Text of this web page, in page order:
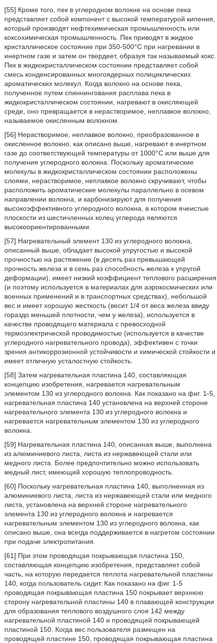
[55] Кроме того, пек в углеродном волокне на основе пека
представляет собой компонент с высокой температурой кипения,
который производят нефтехимическая промышленность или
коксохимическая промышленность. Пек приводят в жидкое
кристаллическое состояние при 350-500°С при нагревании в
инертном газе и затем он твердеет, образуя так называемый кокс.
Пек в жидкокристаллическом состоянии представляет собой
смесь конденсированных многоядерных полициклических
ароматических молекул. Когда волокно на основе пека,
полученное путем спиннингования расплава пека в
жидкокристаллическом состоянии, нагревают в окисляющей
среде, оно превращается в нерастворимое, неплавкое волокно,
называемое окисленным волокном.
[56] Нерастворимое, неплавкое волокно, преобразованное в
окисленное волокно, как описано выше, нагревают в инертном
газе до соответствующей температуры от 1000°С или выше для
получения углеродного волокна. Поскольку ароматические
молекулы в жидкокристаллическом состоянии расположены
слоями, нерастворимое, неплавкое волокно скручивают, чтобы
расположить ароматические молекулы параллельно в осевом
направлении волокна, и карбонизируют для получения
высокоэффективного углеродного волокна, в котором ячеистые
плоскости из шестичленных колец углерода являются
высокоориентированными.
[57] Нагревательный элемент 130 из углеродного волокна,
описанный выше, обладает высокой упругостью и высокой
прочностью на растяжение (в десять раз превышающей
прочность железа и в семь раз способность железа к упругой
деформации), имеет низкий коэффициент теплового расширения
(и поэтому используется в материалах для аэрокосмических или
военных применений и в транспортных средствах), небольшой
вес и имеет хорошую жесткость (весит 1/4 от веса железа ввиду
гораздо меньшей плотности, чем у железа), используется в
качестве проводящего материала с превосходной
термоэлектрической проводимостью (используется в качестве
углеродного нагревательного провода), эффективен с точки
зрения антикоррозионной устойчивости и химической стойкости и
имеет отличную усталостную стойкость.
[58] Затем нагревательная пластина 140, составляющая
концепцию изобретения, нагревается нагревательным
элементом 130 из углеродного волокна. Как показано на фиг. 1-5,
нагревательная пластина 140 установлена на верхней стороне
нагревательного элемента 130 из углеродного волокна и
нагревается нагревательным элементом 130 из углеродного
волокна.
[59] Нагревательная пластина 140, описанная выше, выполнена
из алюминиевого листа, листа из нержавеющей стали или
медного листа. Более предпочтительно можно использовать
медный лист, имеющий хорошую теплопроводность.
[60] Поскольку нагревательная пластина 140, выполненная из
алюминиевого листа, листа из нержавеющей стали или медного
листа, установлена на верхней стороне нагревательного
элемента 130 из углеродного волокна и нагревается
нагревательным элементом 130 из углеродного волокна, как
описано выше, она всегда поддерживается в нагретом состоянии
при подаче электропитания.
[61] При этом проводящая покрывающая пластина 150,
составляющая концепцию изобретения, представляет собой
часть, на которую передается теплота нагревательной пластины
140, когда пользователь сидит. Как показано на фиг. 1-5
проводящая покрывающая пластина 150 покрывает верхнюю
сторону нагревательной пластины 140 в плавающей конструкции
для образования теплового воздушного слоя 142 между
нагревательной пластиной 140 и проводящей покрывающей
пластиной 150. Когда вес пользователя размещен на
проводящей пластине 150, проводящая покрывающая пластина